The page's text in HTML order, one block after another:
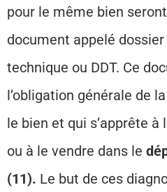
pour le même bien
document appelé
technique ou DDT. Ce
l’obligation générale de
le bien et qui s’apprête
ou à le vendre dans le
(11). Le but de ces